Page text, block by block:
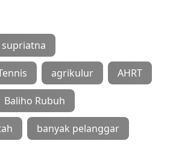
supriatna
agrikulur AHRT
Baliho Rubuh
banyak pelanggar